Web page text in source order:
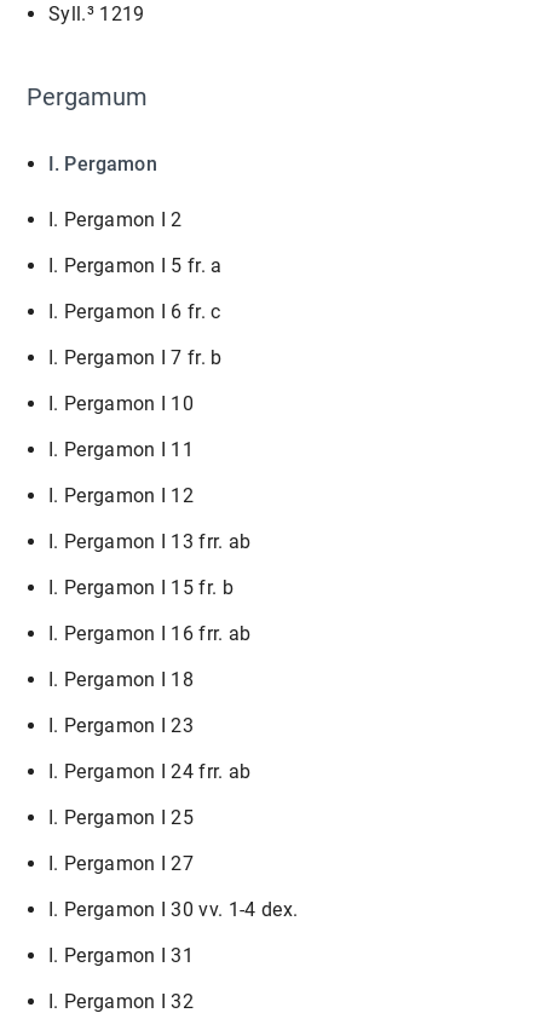
Syll.³ 1219
Pergamum
I. Pergamon
I. Pergamon I 2
I. Pergamon I 5 fr. a
I. Pergamon I 6 fr. c
I. Pergamon I 7 fr. b
I. Pergamon I 10
I. Pergamon I 11
I. Pergamon I 12
I. Pergamon I 13 frr. ab
I. Pergamon I 15 fr. b
I. Pergamon I 16 frr. ab
I. Pergamon I 18
I. Pergamon I 23
I. Pergamon I 24 frr. ab
I. Pergamon I 25
I. Pergamon I 27
I. Pergamon I 30 vv. 1-4 dex.
I. Pergamon I 31
I. Pergamon I 32